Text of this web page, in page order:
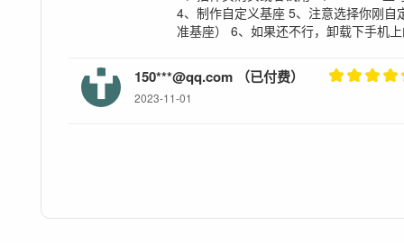
4、制作自定义基座 5、注意选择你刚自
准基座） 6、如果还不行，卸载下手机
150***@qq.com （已付费）
2023-11-01